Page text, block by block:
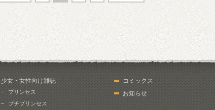
少女・女性向け雑誌
プリンセス
プチプリンセス
コミックス
お知らせ